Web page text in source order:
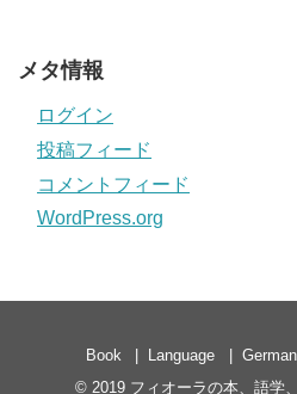
メタ情報
ログイン
投稿フィード
コメントフィード
WordPress.org
Book Language
© 2019 フィオーラの本、語学